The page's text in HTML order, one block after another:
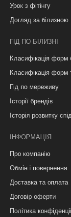
Урок з фітінгу
Догляд за білизною
ГІД ПО БІЛИЗНІ
Класифікація форм
Класифікація форм
Гід по мереживу
Історії брендів
Історія розвитку
ІНФОРМАЦІЯ
Про компанію
Обмін і повернення
Доставка та оплата
Договір оферти
Політика